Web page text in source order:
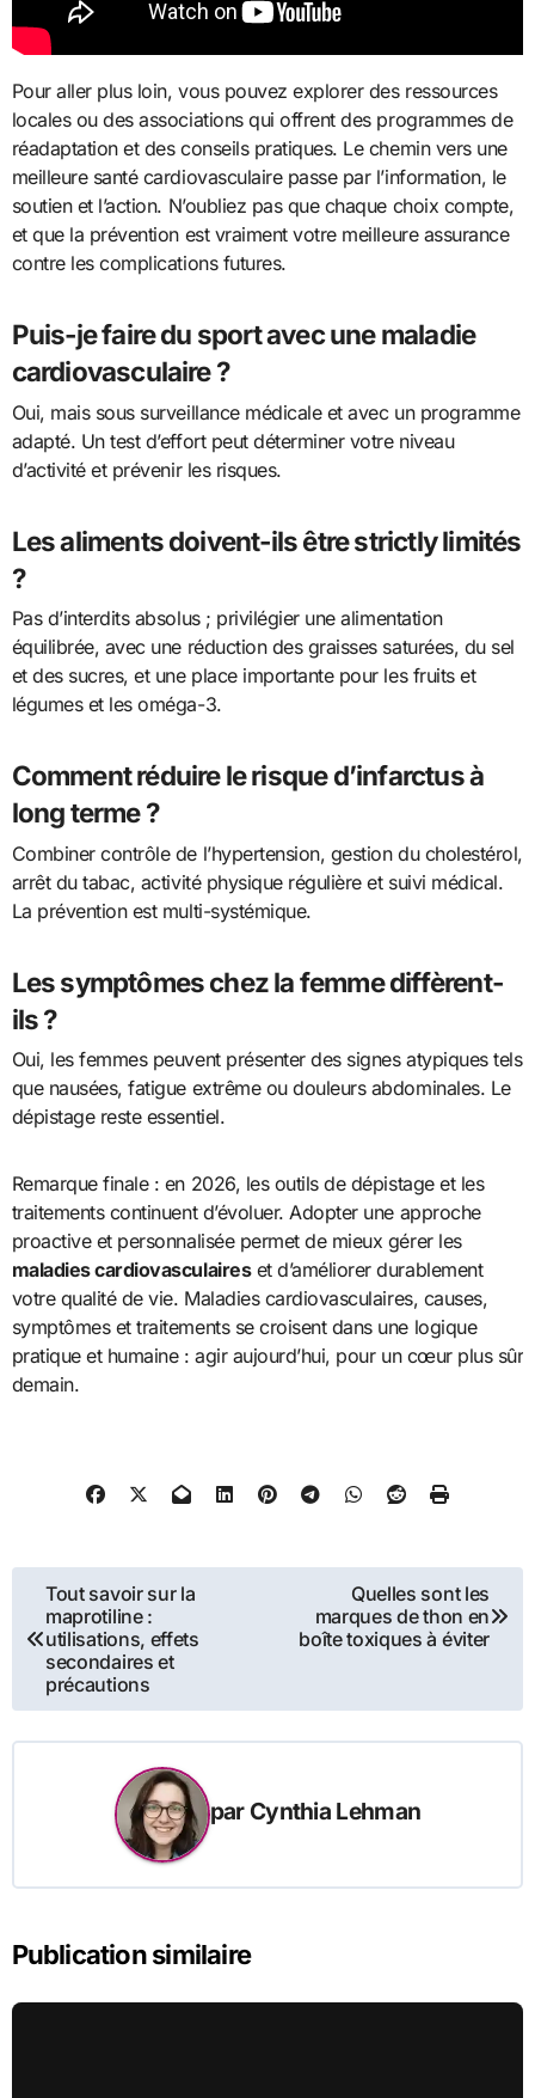
Pour aller plus loin, vous pouvez explorer des ressources
locales ou des associations qui offrent des programmes de
réadaptation et des conseils pratiques. Le chemin vers une
meilleure santé cardiovasculaire passe par l’information, le
soutien et l’action. N’oubliez pas que chaque choix compte,
et que la prévention est vraiment votre meilleure assurance
contre les complications futures.
Puis-je faire du sport avec une maladie
cardiovasculaire ?
Oui, mais sous surveillance médicale et avec un programme
adapté. Un test d’effort peut déterminer votre niveau
d’activité et prévenir les risques.
Les aliments doivent-ils être strictly limités
?
Pas d’interdits absolus ; privilégier une alimentation
équilibrée, avec une réduction des graisses saturées, du sel
et des sucres, et une place importante pour les fruits et
légumes et les oméga-3.
Comment réduire le risque d’infarctus à
long terme ?
Combiner contrôle de l’hypertension, gestion du cholestérol,
arrêt du tabac, activité physique régulière et suivi médical.
La prévention est multi-systémique.
Les symptômes chez la femme diffèrent-
ils ?
Oui, les femmes peuvent présenter des signes atypiques tels
que nausées, fatigue extrême ou douleurs abdominales. Le
dépistage reste essentiel.
Remarque finale : en 2026, les outils de dépistage et les
traitements continuent d’évoluer. Adopter une approche
proactive et personnalisée permet de mieux gérer les
maladies cardiovasculaireset d’améliorer durablement
votre qualité de vie. Maladies cardiovasculaires, causes,
symptômes et traitements se croisent dans une logique
pratique et humaine : agir aujourd’hui, pour un cœur plus sûr
demain.
Navigation
de
l’article
Tout savoir sur la
maprotiline :
utilisations, effets
secondaires et
précautions
Quelles sont les
marques de thon en
boîte toxiques à éviter
par Cynthia Lehman
Publication similaire